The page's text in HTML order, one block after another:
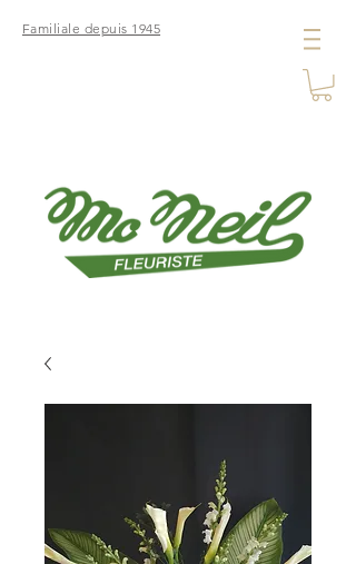
Familiale depuis 1945